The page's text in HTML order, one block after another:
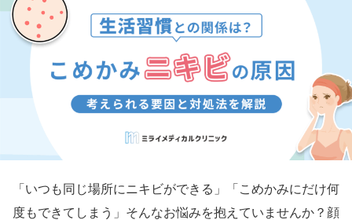
「いつも同じ場所にニキビができる」「こめかみにだけ何
度もできてしまう」そんなお悩みを抱えていませんか？顔